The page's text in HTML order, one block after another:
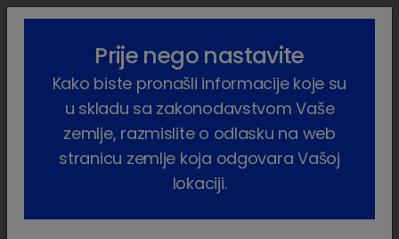
lock_outline search menu
Proizvodi
Farmaceutski proizvodi
Phenocillin
lockPrijavite se na Vaš Dechra
Prije nego nastavite
Kako biste pronašli informacije koje su
u skladu sa zakonodavstvom Vaše
zemlje, razmislite o odlasku na web
stranicu zemlje koja odgovara Vašoj
lokaciji.